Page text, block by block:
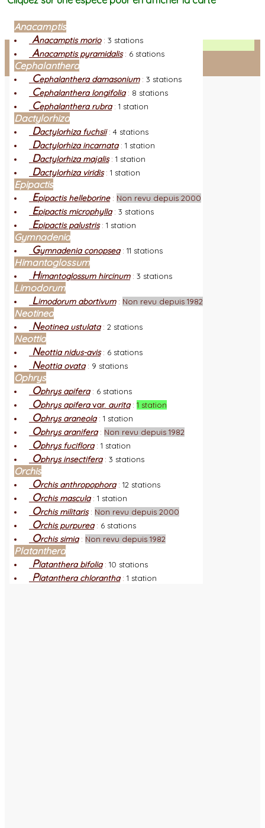
Facebook
Connexion adhérent
Anacamptis
Anacamptis morio: 3 stations
Anacamptis pyramidalis: 6 stations
Cephalanthera
Cephalanthera damasonium: 3 stations
Cephalanthera longifolia: 8 stations
Cephalanthera rubra: 1 station
Dactylorhiza
Dactylorhiza fuchsii: 4 stations
Dactylorhiza incarnata: 1 station
Dactylorhiza majalis: 1 station
Dactylorhiza viridis: 1 station
Epipactis
Epipactis helleborine: Non revu depuis 2000
Epipactis microphylla: 3 stations
Epipactis palustris: 1 station
Gymnadenia
Gymnadenia conopsea: 11 stations
Himantoglossum
Himantoglossum hircinum: 3 stations
Limodorum
Limodorum abortivum: Non revu depuis 1982
Neotinea
Neotinea ustulata: 2 stations
Neottia
Neottia nidus-avis: 6 stations
Neottia ovata: 9 stations
Ophrys
Ophrys apifera: 6 stations
Ophrys apiferavar. aurita: 1 station
Ophrys araneola: 1 station
Ophrys aranifera: Non revu depuis 1982
Ophrys fuciflora: 1 station
Ophrys insectifera: 3 stations
Orchis
Orchis anthropophora: 12 stations
Orchis mascula: 1 station
Orchis militaris: Non revu depuis 2000
Orchis purpurea: 6 stations
Orchis simia: Non revu depuis 1982
Platanthera
Platanthera bifolia: 10 stations
Platanthera chlorantha: 1 station